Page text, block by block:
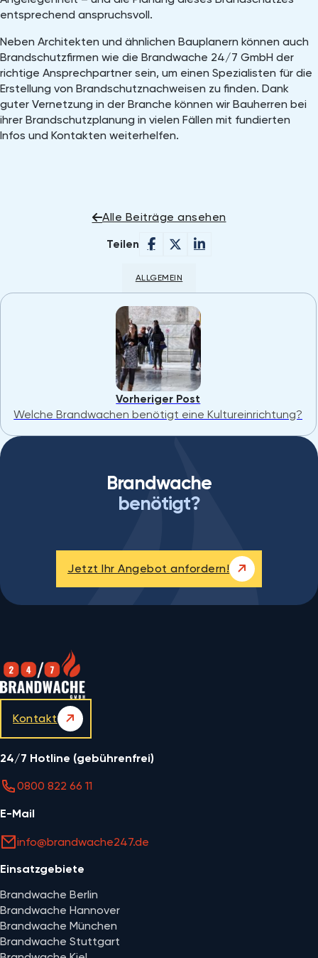
entsprechend anspruchsvoll.
Neben Architekten und ähnlichen Bauplanern können auch
Brandschutzfirmen wie die Brandwache 24/7 GmbH der
richtige Ansprechpartner sein, um einen Spezialisten für die
Erstellung von Brandschutznachweisen zu finden. Dank
guter Vernetzung in der Branche können wir Bauherren bei
ihrer Brandschutzplanung in vielen Fällen mit fundierten
Infos und Kontakten weiterhelfen.
Alle Beiträge ansehen
Teilen
ALLGEMEIN
Vorheriger Post
Welche Brandwachen benötigt eine Kultureinrichtung?
Brandwache
benötigt?
Jetzt Ihr Angebot anfordern!
Kontakt
24/7 Hotline (gebührenfrei)
0800 822 66 11
E-Mail
info@brandwache247.de
Einsatzgebiete
Brandwache Berlin
Brandwache Hannover
Brandwache München
Brandwache Stuttgart